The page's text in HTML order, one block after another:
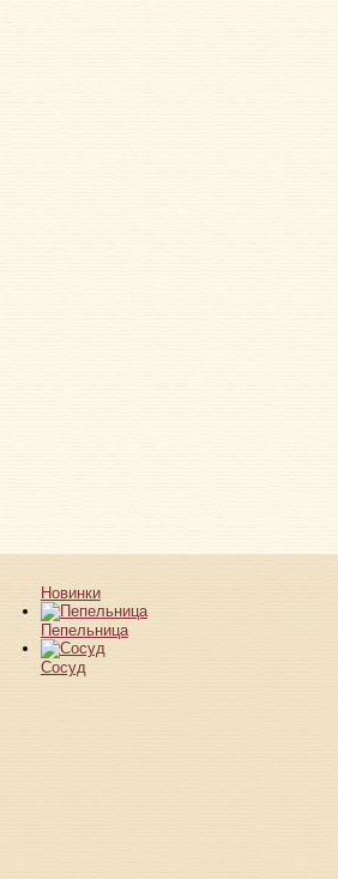
Новинки
Пепельница
Сосуд